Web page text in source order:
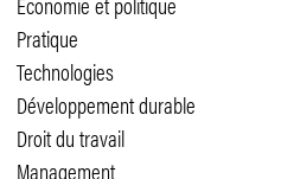
Pratique
Technologies
Développement durable
Droit du travail
Management